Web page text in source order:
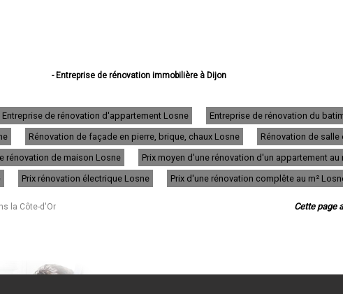
- Entreprise de rénovation immobilière à Dijon
- Entreprise de rénovation immobilière à Talant
- Entreprise de rénovation immobilière à Chevigny-Saint-Sauveur
- Entreprise de rénovation immobilière à Quetigny
- Entreprise de rénovation immobilière à Longvic
- Entreprise de rénovation immobilière à Fontaine-lès-Dijon
- Entreprise de rénovation immobilière à Auxonne
- Entreprise de rénovation immobilière à Saint-Apollinaire
- Entreprise de rénovation immobilière à Châtillon-sur-Seine
- Entreprise de rénovation immobilière à Semur-en-Auxois
- Entreprise de rénovation immobilière à Is-sur-Tille
Entreprise de rénovation d'appartement Losne
Entreprise de rénovation du
Rénovation de façade en pierre, brique, chaux Losne
Rénovation de salle
rénovation de maison Losne
Prix moyen d'une rénovation d'un appartement au
Prix rénovation électrique Losne Prix d'une rénovation complête au m²
Cette page
la Côte-d'Or